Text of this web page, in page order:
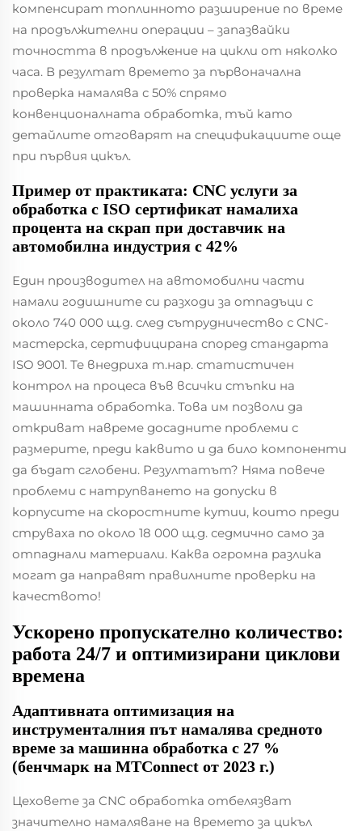
компенсират топлинното разширение по време
на продължителни операции – запазвайки
точността в продължение на цикли от няколко
часа. В резултат времето за първоначална
проверка намалява с 50% спрямо
конвенционалната обработка, тъй като
детайлите отговарят на спецификациите още
при първия цикъл.
Пример от практиката: CNC услуги за
обработка с ISO сертификат намалиха
процентa на скрап при доставчик на
автомобилна индустрия с 42%
Един производител на автомобилни части
намали годишните си разходи за отпадъци с
около 740 000 щ.д. след сътрудничество с CNC-
мастерска, сертифицирана според стандарта
ISO 9001. Те внедриха т.нар. статистичен
контрол на процеса във всички стъпки на
машинната обработка. Това им позволи да
откриват навреме досадните проблеми с
размерите, преди каквито и да било компоненти
да бъдат сглобени. Резултатът? Няма повече
проблеми с натрупването на допуски в
корпусите на скоростните кутии, които преди
струваха по около 18 000 щ.д. седмично само за
отпаднали материали. Каква огромна разлика
могат да направят правилните проверки на
качеството!
Ускорено пропускателно количество:
работа 24/7 и оптимизирани циклови
времена
Адаптивната оптимизация на
инструменталния път намалява средното
време за машинна обработка с 27 %
(бенчмарк на MTConnect от 2023 г.)
Цеховете за CNC обработка отбелязват
значително намаляване на времето за цикъл